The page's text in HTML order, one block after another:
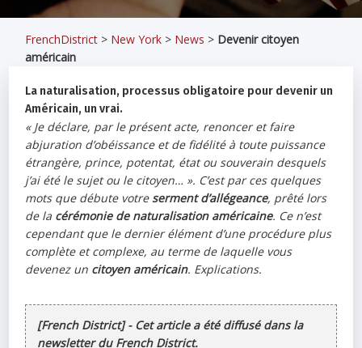
FrenchDistrict > New York > News > Devenir citoyen
américain
La naturalisation, processus obligatoire pour devenir un
Américain, un vrai.
« Je déclare, par le présent acte, renoncer et faire
abjuration d’obéissance et de fidélité à toute puissance
étrangère, prince, potentat, état ou souverain desquels
j’ai été le sujet ou le citoyen… ». C’est par ces quelques
mots que débute votreserment d’allégeance, prêté lors
de la cérémonie de naturalisation américaine. Ce n’est
cependant que le dernier élément d’une procédure plus
complète et complexe, au terme de laquelle vous
devenez un citoyen américain. Explications.
[French District] - Cet article a été diffusé dans la
newsletter du French District.